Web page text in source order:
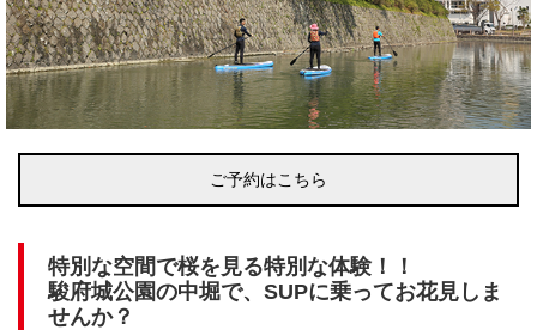
ご予約はこちら
特別な空間で桜を見る特別な体験！！
駿府城公園の中堀で、SUPに乗ってお花見しま
せんか？